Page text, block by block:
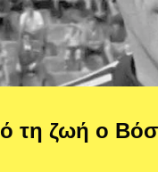
τη ζωή ο